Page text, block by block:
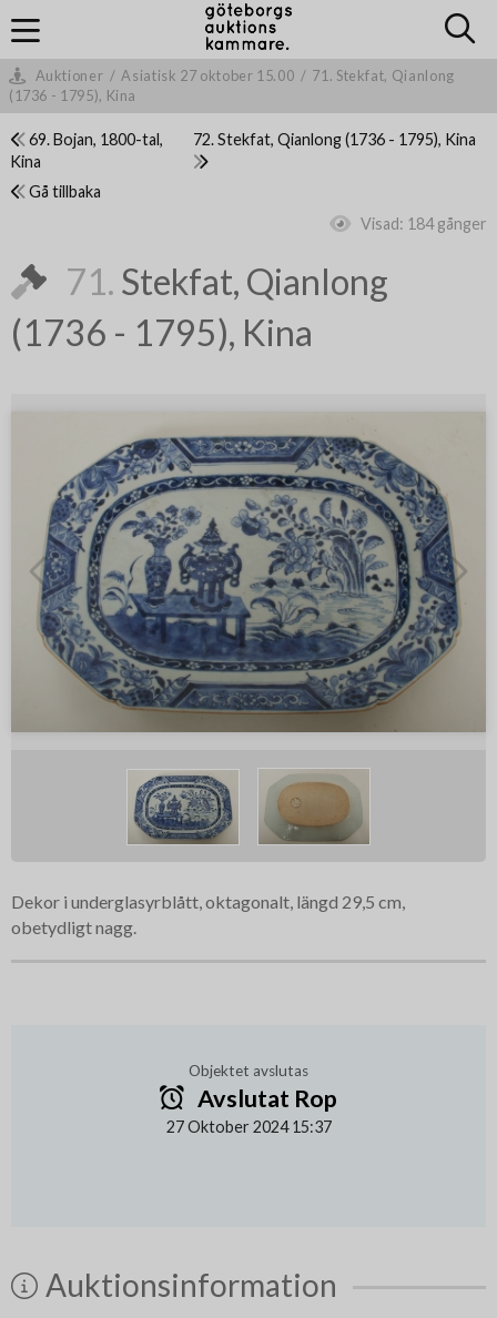
Auktioner / Asiatisk 27 oktober 15.00 / 71. Stekfat, Qianlong
(1736 - 1795), Kina
69. Bojan, 1800-tal,
Kina
72. Stekfat, Qianlong (1736 - 1795), Kina
Gå tillbaka
Visad: 184 gånger
71. Stekfat, Qianlong
(1736 - 1795), Kina
Dekor i underglasyrblått, oktagonalt, längd 29,5 cm,
obetydligt nagg.
Objektet avslutas
Avslutat Rop
27 Oktober 2024 15:37
Auktionsinformation